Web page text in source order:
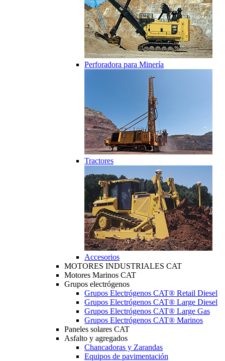
Perforadora para Minería
Tractores
Accesorios
MOTORES INDUSTRIALES CAT
Motores Marinos CAT
Grupos electrógenos
Grupos Electrógenos CAT® Retail Diesel
Grupos Electrógenos CAT® Large Diesel
Grupos Electrógenos CAT® Large Gas
Grupos Electrógenos CAT® Marinos
Paneles solares CAT
Asfalto y agregados
Chancadoras y Zarandas
Equipos de pavimentación